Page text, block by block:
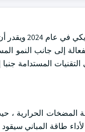
بلغت قيمة سوق المبادلات الحرارية ذات الألواح
تدفئة المساحات الفعالة إلى جانب
التقنيات المستدامة
المضخات الحرارية
طاقة المباني سيقود